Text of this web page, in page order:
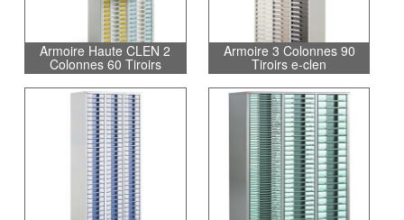
Armoire Haute CLEN 2
Colonnes 60 Tiroirs
Armoire 3 Colonnes 90
Tiroirs e-clen